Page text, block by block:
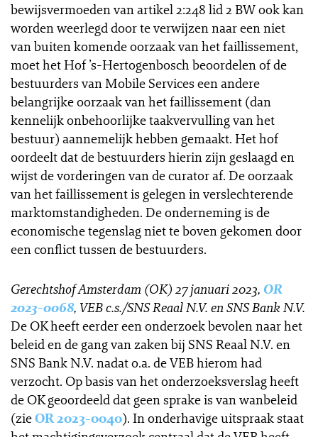
bewijsvermoeden van artikel 2:248 lid 2 BW ook kan
worden weerlegd door te verwijzen naar een niet
van buiten komende oorzaak van het faillissement,
moet het Hof ’s-Hertogenbosch beoordelen of de
bestuurders van Mobile Services een andere
belangrijke oorzaak van het faillissement (dan
kennelijk onbehoorlijke taakvervulling van het
bestuur) aannemelijk hebben gemaakt. Het hof
oordeelt dat de bestuurders hierin zijn geslaagd en
wijst de vorderingen van de curator af. De oorzaak
van het faillissement is gelegen in verslechterende
marktomstandigheden. De onderneming is de
economische tegenslag niet te boven gekomen door
een conflict tussen de bestuurders.
Gerechtshof Amsterdam (OK) 27 januari 2023, OR
2023-0068, VEB c.s./SNS Reaal N.V. en SNS Bank N.V.
De OK heeft eerder een onderzoek bevolen naar het
beleid en de gang van zaken bij SNS Reaal N.V. en
SNS Bank N.V. nadat o.a. de VEB hierom had
verzocht. Op basis van het onderzoeksverslag heeft
de OK geoordeeld dat geen sprake is van wanbeleid
(zieOR 2023-0040). In onderhavige uitspraak staat